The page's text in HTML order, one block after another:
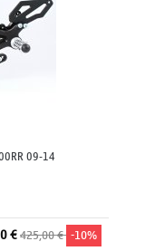
09-14
€425,00 € -10%